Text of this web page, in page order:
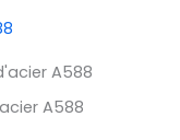
A588